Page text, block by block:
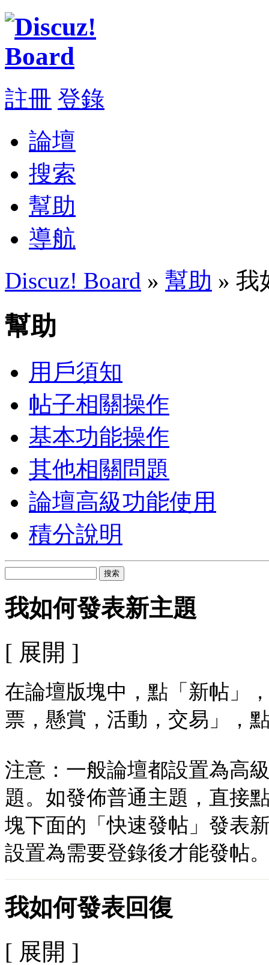
註冊 登錄
論壇
搜索
幫助
導航
Discuz! Board » 幫助 » 我
幫助
用戶須知
帖子相關操作
基本功能操作
其他相關問題
論壇高級功能使用
積分說明
搜索
我如何發表新主題
[ 展開 ]
在論壇版塊中，點「新帖」
票，懸賞，活動，交易」，
注意：一般論壇都設置為高
題。如發佈普通主題，直接
塊下面的「快速發帖」發表
設置為需要登錄後才能發帖
我如何發表回復
[ 展開 ]